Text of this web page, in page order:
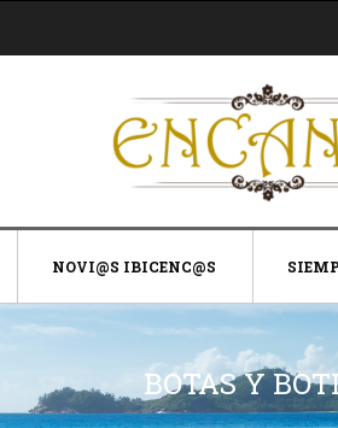
NOVI@S IBICENC@S
BOTAS Y